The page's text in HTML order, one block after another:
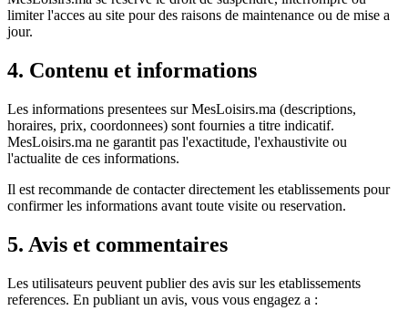
limiter l'acces au site pour des raisons de maintenance ou de mise a
jour.
4. Contenu et informations
Les informations presentees sur MesLoisirs.ma (descriptions,
horaires, prix, coordonnees) sont fournies a titre indicatif.
MesLoisirs.ma ne garantit pas l'exactitude, l'exhaustivite ou
l'actualite de ces informations.
Il est recommande de contacter directement les etablissements pour
confirmer les informations avant toute visite ou reservation.
5. Avis et commentaires
Les utilisateurs peuvent publier des avis sur les etablissements
references. En publiant un avis, vous vous engagez a :